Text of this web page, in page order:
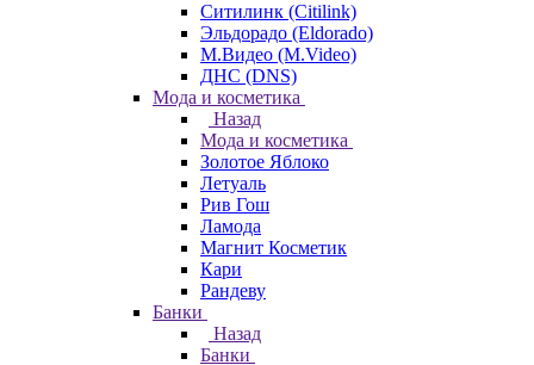
Ситилинк (Citilink)
Эльдорадо (Eldorado)
М.Видео (M.Video)
ДНС (DNS)
Мода и косметика
Назад
Мода и косметика
Золотое Яблоко
Летуаль
Рив Гош
Ламода
Магнит Косметик
Кари
Рандеву
Банки
Назад
Банки